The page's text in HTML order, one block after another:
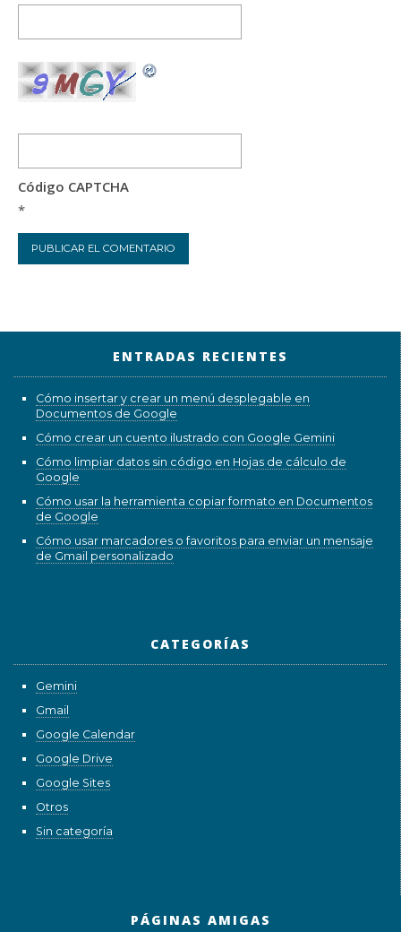
Código CAPTCHA
*
ENTRADAS RECIENTES
Cómo insertar y crear un menú desplegable en
Documentos de Google
Cómo crear un cuento ilustrado con Google Gemini
Cómo limpiar datos sin código en Hojas de cálculo de
Google
Cómo usar la herramienta copiar formato en Documentos
de Google
Cómo usar marcadores o favoritos para enviar un mensaje
de Gmail personalizado
CATEGORÍAS
Gemini
Gmail
Google Calendar
Google Drive
Google Sites
Otros
Sin categoría
PÁGINAS AMIGAS